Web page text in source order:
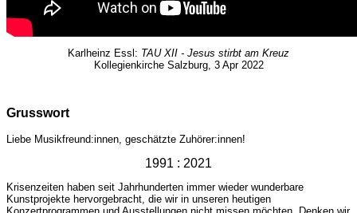
Karlheinz Essl: TAU XII - Jesus stirbt am Kreuz
Kollegienkirche Salzburg, 3 Apr 2022
Grusswort
Liebe Musikfreund:innen, geschätzte Zuhörer:innen!
1991 : 2021
Krisenzeiten haben seit Jahrhunderten immer wieder wunderbare
Kunstprojekte hervorgebracht, die wir in unseren heutigen